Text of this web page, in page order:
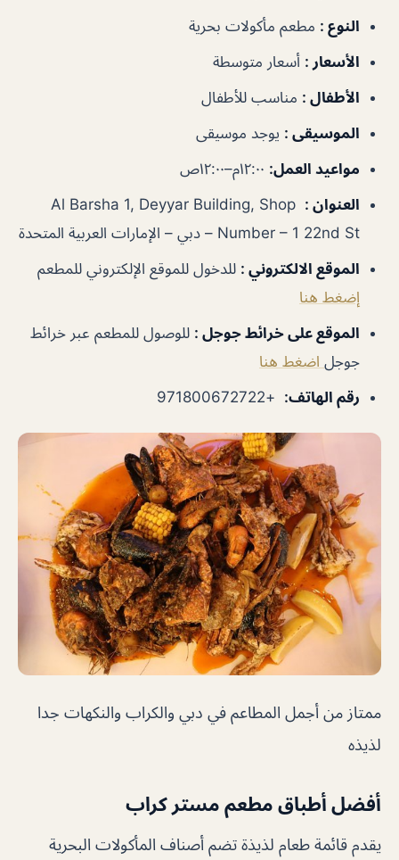
النوع : مطعم مأكولات بحرية
الأسعار : أسعار متوسطة
الأطفال : مناسب للأطفال
الموسيقى : يوجد موسيقى
مواعيد العمل:
العنوان :
Al Barsha 1, Deyyar Building, Shop
Number – 1 22nd St – دبي – الإمارات العربية المتحدة
الموقع الالكتروني : للدخول للموقع الإلكتروني للمطعم
إضغط هنا
الموقع على خرائط جوجل : للوصول للمطعم عبر خرائط
جوجل اضغط هنا
رقم الهاتف:
+971800672722
ممتاز من أجمل المطاعم في دبي والكراب والنكهات جدا
لذيذه
أفضل أطباق مطعم مستر كراب
يقدم قائمة طعام لذيذة تضم أصناف المأكولات البحرية